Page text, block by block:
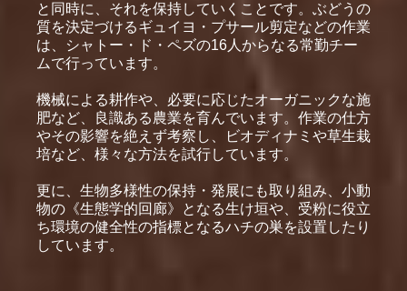
と同時に、それを保持していくことです。ぶどうの
質を決定づけるギュイヨ・プサール剪定などの作業
は、シャトー・ド・ペズの16人からなる常勤チー
ムで行っています。
機械による耕作や、必要に応じたオーガニックな施
肥など、良識ある農業を育んでいます。作業の仕方
やその影響を絶えず考察し、ビオディナミや草生栽
培など、様々な方法を試行しています。
更に、生物多様性の保持・発展にも取り組み、小動
物の《生態学的回廊》となる生け垣や、受粉に役立
ち環境の健全性の指標となるハチの巣を設置したり
しています。